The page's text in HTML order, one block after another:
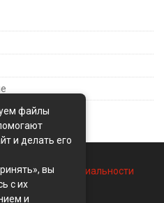
конфиденциальности
файлы
и делать его
вы
с их
и